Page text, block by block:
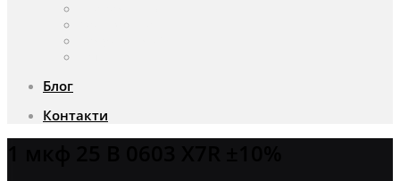
Блог
Контакти